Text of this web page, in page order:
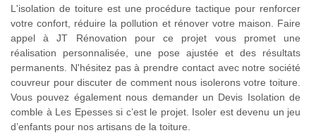
L'isolation de toiture est une procédure tactique pour renforcer
votre confort, réduire la pollution et rénover votre maison. Faire
appel à JT Rénovation pour ce projet vous promet une
réalisation personnalisée, une pose ajustée et des résultats
permanents. N'hésitez pas à prendre contact avec notre société
couvreur pour discuter de comment nous isolerons votre toiture.
Vous pouvez également nous demander un Devis Isolation de
comble à Les Epesses si c’est le projet. Isoler est devenu un jeu
d’enfants pour nos artisans de la toiture.